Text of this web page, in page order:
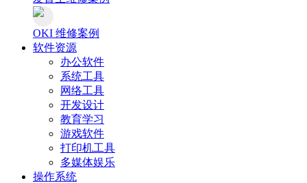
OKI 维修案例
软件资源
办公软件
系统工具
网络工具
开发设计
教育学习
游戏软件
打印机工具
多媒体娱乐
操作系统